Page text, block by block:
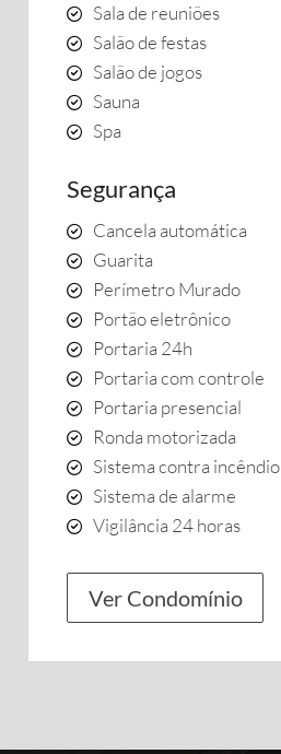
Sala de reuniões
Salão de festas
Salão de jogos
Sauna
Spa
Segurança
Cancela automática
Guarita
Perímetro Murado
Portão eletrônico
Portaria 24h
Portaria com controle
Portaria presencial
Ronda motorizada
Sistema contra incêndio
Sistema de alarme
Vigilância 24 horas
Ver Condomínio